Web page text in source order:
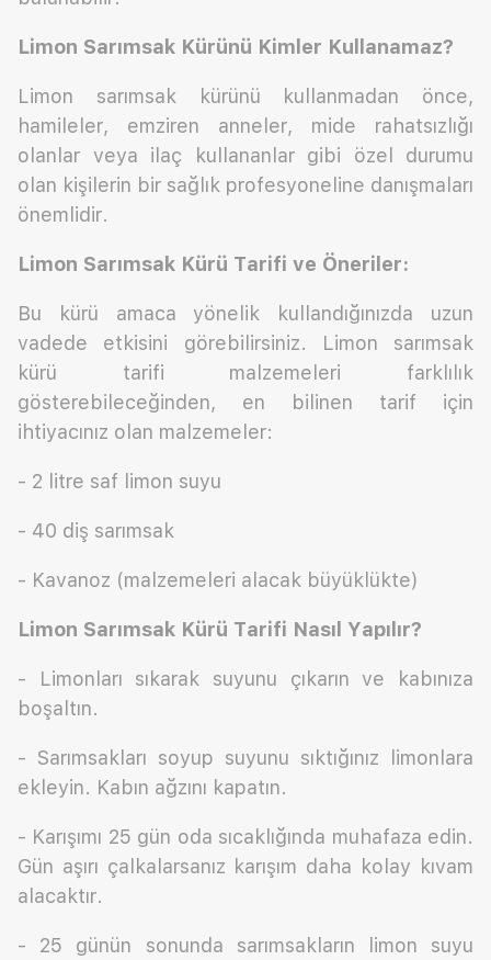
Limon Sarımsak Kürünü Kimler Kullanamaz?
Limon sarımsak kürünü kullanmadan önce,
hamileler, emziren anneler, mide rahatsızlığı
olanlar veya ilaç kullananlar gibi özel durumu
olan kişilerin bir sağlık profesyoneline danışmaları
önemlidir.
Limon Sarımsak Kürü Tarifi ve Öneriler:
Bu kürü amaca yönelik kullandığınızda uzun
vadede etkisini görebilirsiniz. Limon sarımsak
kürü tarifi malzemeleri farklılık
gösterebileceğinden, en bilinen tarif için
ihtiyacınız olan malzemeler:
- 2 litre saf limon suyu
- 40 diş sarımsak
- Kavanoz (malzemeleri alacak büyüklükte)
Limon Sarımsak Kürü Tarifi Nasıl Yapılır?
- Limonları sıkarak suyunu çıkarın ve kabınıza
boşaltın.
- Sarımsakları soyup suyunu sıktığınız limonlara
ekleyin. Kabın ağzını kapatın.
- Karışımı 25 gün oda sıcaklığında muhafaza edin.
Gün aşırı çalkalarsanız karışım daha kolay kıvam
alacaktır.
- 25 günün sonunda sarımsakların limon suyu